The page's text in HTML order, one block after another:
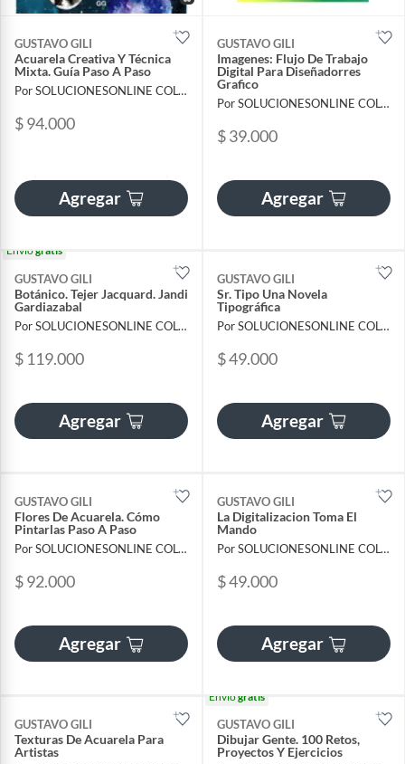
GUSTAVO GILI
Acuarela Creativa Y Técnica
Mixta. Guía Paso A Paso
Por SOLUCIONESONLINE COLOMBIA SAS
$ 94.000
Agregar
GUSTAVO GILI
Imagenes: Flujo De Trabajo
Digital Para Diseñadorres
Grafico
Por SOLUCIONESONLINE COLOMBIA SAS
$ 39.000
Agregar
Envíogratis
GUSTAVO GILI
Botánico. Tejer Jacquard. Jandi
Gardiazabal
Por SOLUCIONESONLINE COLOMBIA SAS
$ 119.000
Agregar
GUSTAVO GILI
Sr. Tipo Una Novela
Tipográfica
Por SOLUCIONESONLINE COLOMBIA SAS
$ 49.000
Agregar
GUSTAVO GILI
Flores De Acuarela. Cómo
Pintarlas Paso A Paso
Por SOLUCIONESONLINE COLOMBIA SAS
$ 92.000
Agregar
GUSTAVO GILI
La Digitalizacion Toma El
Mando
Por SOLUCIONESONLINE COLOMBIA SAS
$ 49.000
Agregar
GUSTAVO GILI
Texturas De Acuarela Para
Artistas
Envíogratis
GUSTAVO GILI
Dibujar Gente. 100 Retos,
Proyectos Y Ejercicios